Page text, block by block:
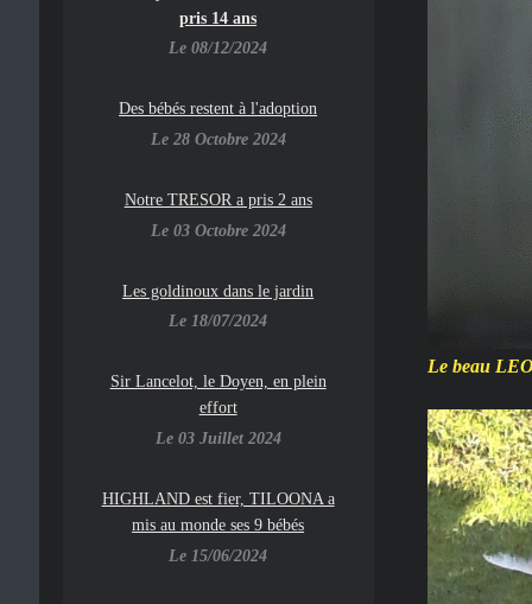
Le beau
pris 14 ans
Le 08/12/2024
Des bébés restent à l'adoption
Le 28 Octobre 2024
Notre TRESOR a pris 2 ans
Le 03 Octobre 2024
Les goldinoux dans le jardin
Le 18/07/2024
Sir Lancelot, le Doyen, en plein
effort
Le 03 Juillet 2024
HIGHLAND est fier, TILOONA a
mis au monde ses 9 bébés
Le 15/06/2024